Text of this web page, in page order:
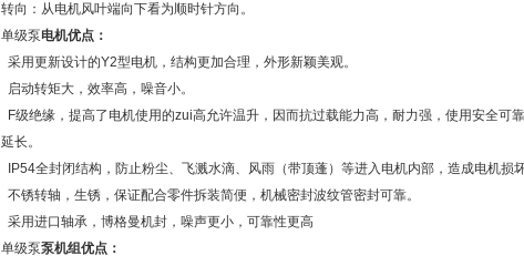
转向：从电机风叶端向下看为顺时针方向。
单级泵电机优点：
采用更新设计的Y2型电机，结构更加合理，外形新颖美观。
启动转矩大，效率高，噪音小。
F级绝缘，提高了电机使用的zui高允许温升，因而抗过载能力高，耐力强，使用安全可
延长。
IP54全封闭结构，防止粉尘、飞溅水滴、风雨（带顶蓬）等进入电机内部，造成电机损坏
不锈转轴，生锈，保证配合零件拆装简便，机械密封波纹管密封可靠。
采用进口轴承，博格曼机封，噪声更小，可靠性更高
单级泵泵机组优点：